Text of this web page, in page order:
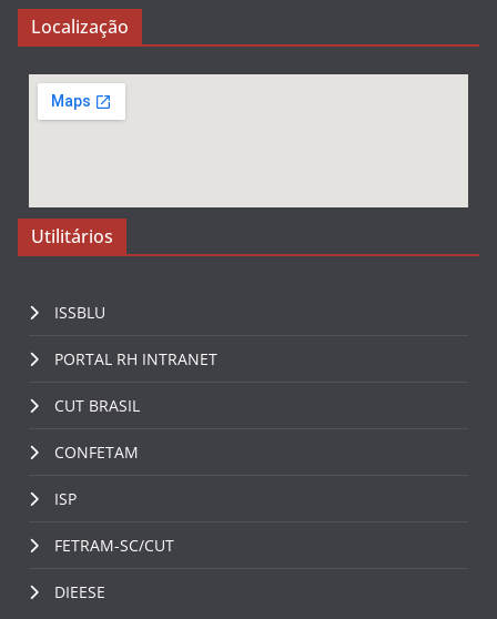
Localização
Utilitários
ISSBLU
PORTAL RH INTRANET
CUT BRASIL
CONFETAM
ISP
FETRAM-SC/CUT
DIEESE